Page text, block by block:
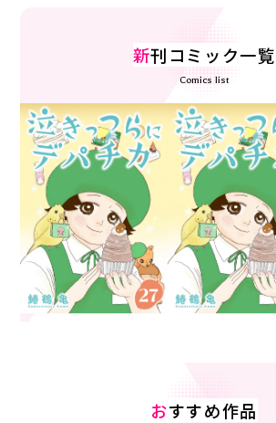
新刊コミック一覧
Comics list
おすすめ作品